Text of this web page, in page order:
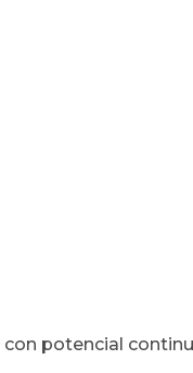
potencial